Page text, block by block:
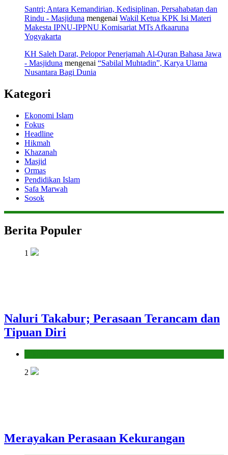
Santri; Antara Kemandirian, Kedisiplinan, Persahabatan dan
Rindu - Masjiduna mengenai Wakil Ketua KPK Isi Materi
Makesta IPNU-IPPNU Komisariat MTs Afkaaruna
Yogyakarta
KH Saleh Darat, Pelopor Penerjamah Al-Quran Bahasa Jawa
- Masjiduna mengenai “Sabilal Muhtadin”, Karya Ulama
Nusantara Bagi Dunia
Kategori
Ekonomi Islam
Fokus
Headline
Hikmah
Khazanah
Masjid
Ormas
Pendidikan Islam
Safa Marwah
Sosok
Berita Populer
1
Naluri Takabur; Perasaan Terancam dan
Tipuan Diri
2
Merayakan Perasaan Kekurangan